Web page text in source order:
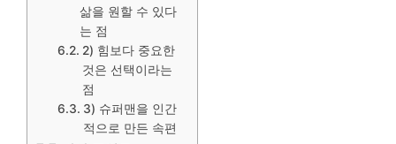
삶을 원할 수 있다
는 점
2) 힘보다 중요한
것은 선택이라는
점
3) 슈퍼맨을 인간
적으로 만든 속편